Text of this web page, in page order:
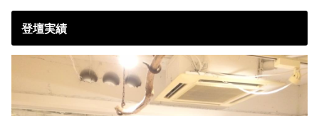
登壇実績